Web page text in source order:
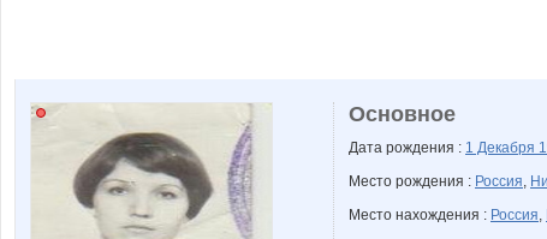
Основное
Дата рождения : 1 Декабря
Место рождения : Россия,
Место нахождения : Россия,